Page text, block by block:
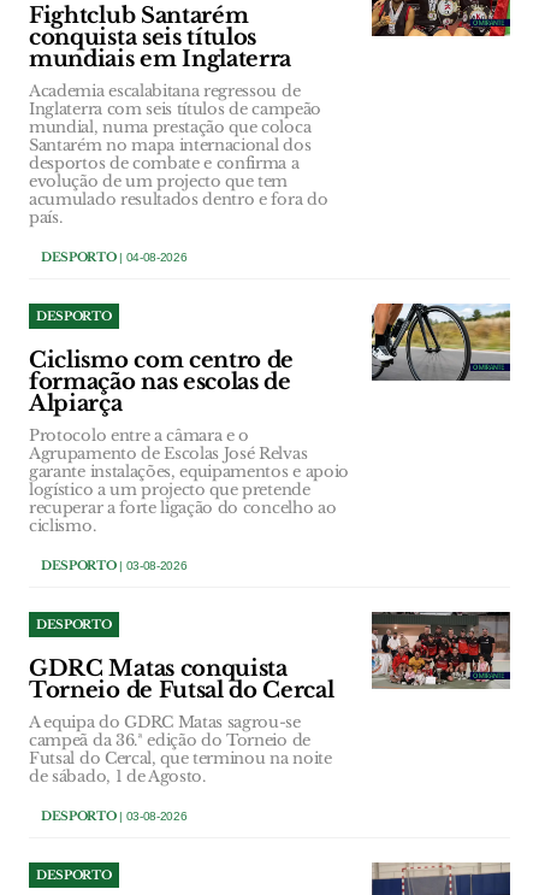
Fightclub Santarém
conquista seis títulos
mundiais em Inglaterra
Academia escalabitana regressou de
Inglaterra com seis títulos de campeão
mundial, numa prestação que coloca
Santarém no mapa internacional dos
desportos de combate e confirma a
evolução de um projecto que tem
acumulado resultados dentro e fora do
país.
DESPORTO| 04-08-2026
DESPORTO
Ciclismo com centro de
formação nas escolas de
Alpiarça
Protocolo entre a câmara e o
Agrupamento de Escolas José Relvas
garante instalações, equipamentos e apoio
logístico a um projecto que pretende
recuperar a forte ligação do concelho ao
ciclismo.
DESPORTO| 03-08-2026
DESPORTO
GDRC Matas conquista
Torneio de Futsal do Cercal
A equipa do GDRC Matas sagrou-se
campeã da 36.ª edição do Torneio de
Futsal do Cercal, que terminou na noite
de sábado, 1 de Agosto.
DESPORTO| 03-08-2026
DESPORTO